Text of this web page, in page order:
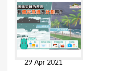
29 Apr 2021